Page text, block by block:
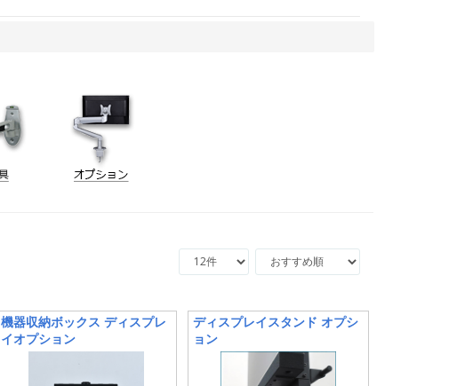
機器収納ボックス ディスプレ
イオプション
ディスプレイスタンド オプシ
ョン